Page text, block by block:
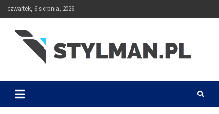
to
czwartek, 6 sierpnia, 2026
Stylman